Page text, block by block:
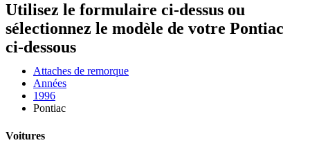
Utilisez le formulaire ci-dessus ou
sélectionnez le modèle de votre Pontiac
ci-dessous
Attaches de remorque
Années
1996
Pontiac
Voitures